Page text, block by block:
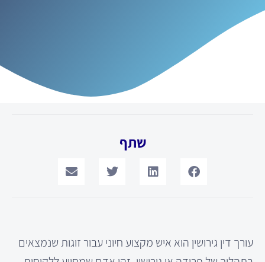
שתף
עורך דין גירושין הוא איש מקצוע חיוני עבור זוגות שנמצאים